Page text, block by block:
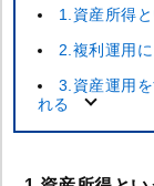
1.資産所得
2.複利運用
3.資産運用
れる